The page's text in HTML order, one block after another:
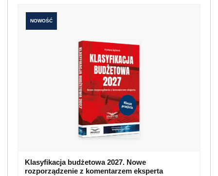
NOWOŚĆ
Klasyfikacja budżetowa 2027. Nowe
rozporządzenie z komentarzem eksperta